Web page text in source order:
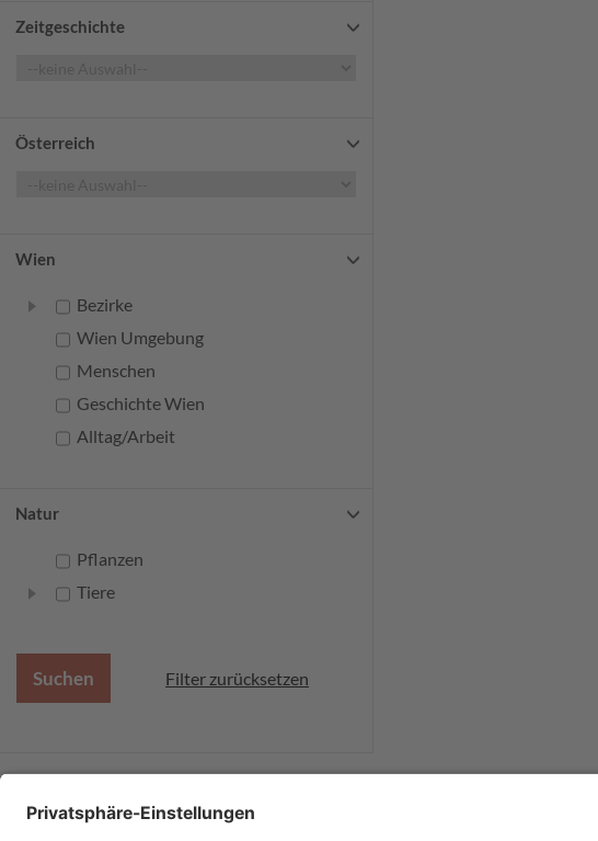
Zeitgeschichte
Österreich
Wien
Bezirke
Wien Umgebung
Menschen
Geschichte Wien
Alltag/Arbeit
Natur
Pflanzen
Tiere
Filter zurücksetzen